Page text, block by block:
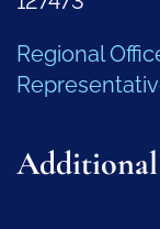
Regional